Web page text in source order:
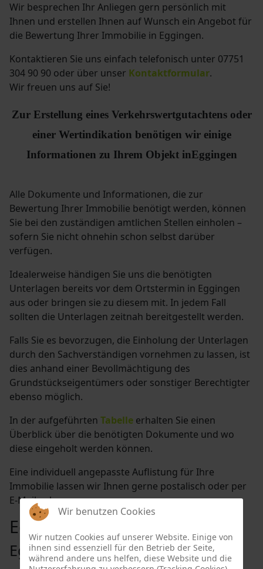
Wir besprechen Ihr Anliegen gern persönlich mit
Ihnen und erstellen Ihnen auf Wunsch ein Angebot für
die Bewertung Ihrer Immobilie in Eggingen.
Kontaktieren Sie uns einfach telefonisch unter 07751
304 90 90 oder über unser Kontaktformular.
Wir freuen uns auf Sie!
Zur Erstellung eines Verkehrswertgutachtens oder
einer Wertindikation benötigen wir einige
Informationen zu Ihrem Objekt inEggingen
Alle Dokumente und Informationen, die zur
Bewertung Ihrer Immobilie benötigt werden, können
Sie bei den zuständigen amtlichen Stellen einholen –
sofern Sie nicht ohnehin schon selbst darüber
verfügen.
Idealerweise händigen Sie uns die benötigten
Unterlagen bereits vor dem Ortstermin in Eggingen
aus oder bringen sie zu diesem mit. In jedem Fall
sollten die Unterlagen zeitnah bereitgestellt werden.
Falls Sie es bevorzugen, die Einholung der Unterlagen
durch den Sachverständigen vornehmen zu lassen, ist
dies anhand einer Bevollmächtigung des
Grundstückseigentümers oder sonstiger Berechtigter
ebenso möglich.
In der aufgeführtenTabelle erhalten Sie einen
Überblick über die benötigten Dokumente und wo
diese eingeholt werden können.
Eine individuell angepasste Auflistung für Ihre
Immobilie lassen wir Ihnen gerne postalisch oder per
E-Mail zukommen.
Eggingen
Eggingen
Wir benutzen Cookies
Wir nutzen Cookies auf unserer Website. Einige von
ihnen sind essenziell für den Betrieb der Seite,
während andere uns helfen, diese Website und die